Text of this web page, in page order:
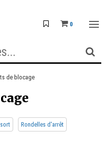
0
de blocage
Rondelles d'arrêt